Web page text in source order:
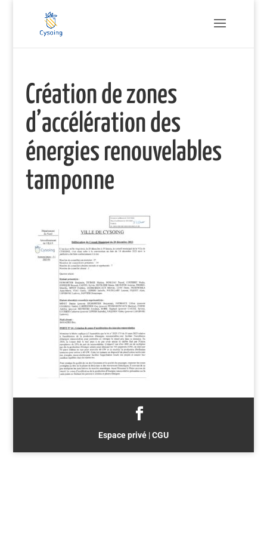
Création de zones
d’accélération des
énergies renouvelables
tamponne
Espace privé|CGU